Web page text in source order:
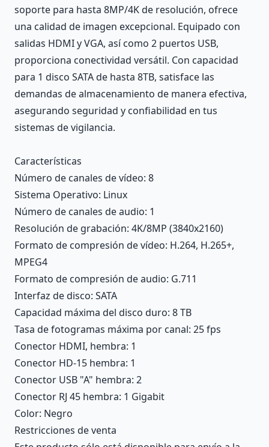
soporte para hasta 8MP/4K de resolución, ofrece
una calidad de imagen excepcional. Equipado con
salidas HDMI y VGA, así como 2 puertos USB,
proporciona conectividad versátil. Con capacidad
para 1 disco SATA de hasta 8TB, satisface las
demandas de almacenamiento de manera efectiva,
asegurando seguridad y confiabilidad en tus
sistemas de vigilancia.
Características
Número de canales de vídeo: 8
Sistema Operativo: Linux
Número de canales de audio: 1
Resolución de grabación: 4K/8MP (3840x2160)
Formato de compresión de vídeo: H.264, H.265+,
MPEG4
Formato de compresión de audio: G.711
Interfaz de disco: SATA
Capacidad máxima del disco duro: 8 TB
Tasa de fotogramas máxima por canal: 25 fps
Conector HDMI, hembra: 1
Conector HD-15 hembra: 1
Conector USB "A" hembra: 2
Conector RJ 45 hembra: 1 Gigabit
Color: Negro
Restricciones de venta